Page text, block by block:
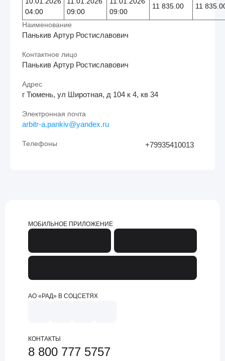
04:00
09:00
09:00
11 835.00 11
Наименование
Панькив Артур Ростиславович
Контактное лицо
Панькив Артур Ростиславович
Адрес
г Тюмень, ул Широтная, д 104 к 4, кв 34
Электронная почта
arbitr-a.pankiv@yandex.ru
Телефоны +79935410013
МОБИЛЬНОЕ ПРИЛОЖЕНИЕ
АО «РАД» В СОЦСЕТЯХ
КОНТАКТЫ
8 800 777 5757